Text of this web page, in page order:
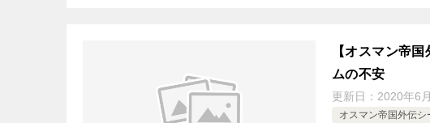
【オスマン帝
ムの不安
更新日： 2020年6
オスマン帝国外伝シ